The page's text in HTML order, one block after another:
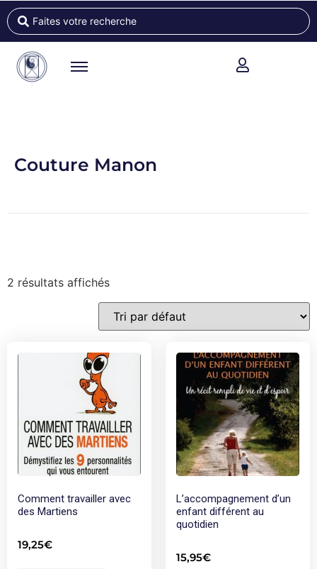
Couture Manon
2 résultats affichés
Comment travailler avec
des Martiens
19,25€
L’accompagnement d’un
enfant différent au
quotidien
15,95€